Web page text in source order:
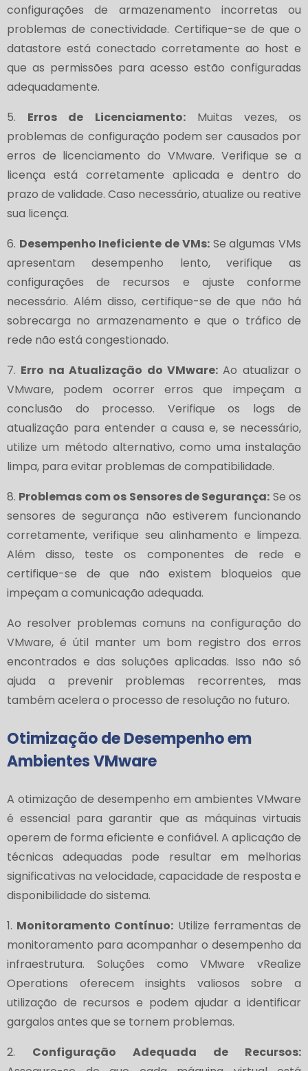
configurações de armazenamento incorretas ou
problemas de conectividade. Certifique-se de que o
datastore está conectado corretamente ao host e
que as permissões para acesso estão configuradas
adequadamente.
5. Erros de Licenciamento:Muitas vezes, os
problemas de configuração podem ser causados por
erros de licenciamento do VMware. Verifique se a
licença está corretamente aplicada e dentro do
prazo de validade. Caso necessário, atualize ou reative
sua licença.
6. Desempenho Ineficiente de VMs:Se algumas VMs
apresentam desempenho lento, verifique as
configurações de recursos e ajuste conforme
necessário. Além disso, certifique-se de que não há
sobrecarga no armazenamento e que o tráfico de
rede não está congestionado.
7. Erro na Atualização do VMware:Ao atualizar o
VMware, podem ocorrer erros que impeçam a
conclusão do processo. Verifique os logs de
atualização para entender a causa e, se necessário,
utilize um método alternativo, como uma instalação
limpa, para evitar problemas de compatibilidade.
8. Problemas com os Sensores de Segurança: Se os
sensores de segurança não estiverem funcionando
corretamente, verifique seu alinhamento e limpeza.
Além disso, teste os componentes de rede e
certifique-se de que não existem bloqueios que
impeçam a comunicação adequada.
Ao resolver problemas comuns na configuração do
VMware, é útil manter um bom registro dos erros
encontrados e das soluções aplicadas. Isso não só
ajuda a prevenir problemas recorrentes, mas
também acelera o processo de resolução no futuro.
Otimização de Desempenho em
Ambientes VMware
A otimização de desempenho em ambientes VMware
é essencial para garantir que as máquinas virtuais
operem de forma eficiente e confiável. A aplicação de
técnicas adequadas pode resultar em melhorias
significativas na velocidade, capacidade de resposta e
disponibilidade do sistema.
1. Monitoramento Contínuo: Utilize ferramentas de
monitoramento para acompanhar o desempenho da
infraestrutura. Soluções como VMware vRealize
Operations oferecem insights valiosos sobre a
utilização de recursos e podem ajudar a identificar
gargalos antes que se tornem problemas.
2. Configuração Adequada de Recursos: